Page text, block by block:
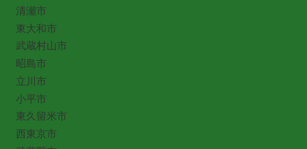
清瀬市
東大和市
武蔵村山市
昭島市
立川市
小平市
東久留米市
西東京市